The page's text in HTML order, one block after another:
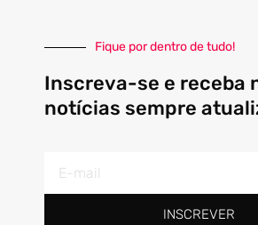
Fique por dentro de tudo!
Inscreva-se e receba
notícias sempre
mail
INSCREVER